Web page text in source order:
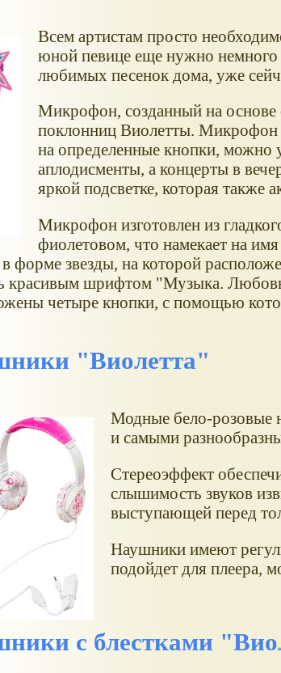
Всем артистам просто
юной певице еще нужно немного
любимых песенок дома, уже
Микрофон, созданный на основе
поклонниц Виолетты.
на определенные кнопки, можно
аплодисменты, а концерты в
яркой подсветке, которая также
Микрофон изготовлен из
фиолетовом, что намекает на
форме звезды, на которой
красивым шрифтом "Музыка.
четыре кнопки, с помощью
"Виолетта"
Модные бело-розовые
и самыми
Стереоэффект
слышимость звуков
выступающей перед
Наушники имеют
подойдет для плеера,
с блестками